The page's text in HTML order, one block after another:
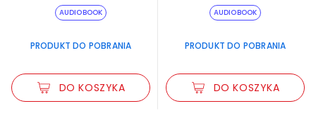
AUDIOBOOK
PRODUKT DO POBRANIA
DO KOSZYKA
AUDIOBOOK
PRODUKT DO POBRANIA
DO KOSZYKA